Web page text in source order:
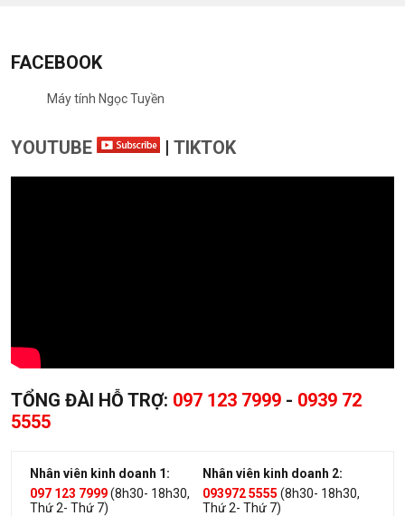
FACEBOOK
Máy tính Ngọc Tuyền
YOUTUBE | TIKTOK
TỔNG ĐÀI HỖ TRỢ: 097 123 7999 - 0939 72
5555
Nhân viên kinh doanh 1:
097 123 7999(8h30- 18h30,
Thứ 2- Thứ 7)
Nhân viên kinh doanh 2:
093972 5555 (8h30- 18h30,
Thứ 2- Thứ 7)